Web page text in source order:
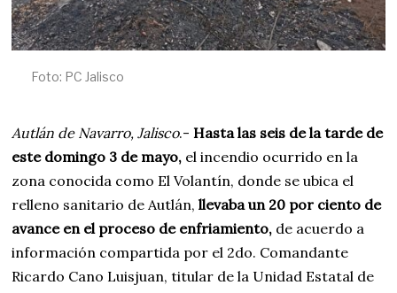
Foto: PC Jalisco
Autlán de Navarro, Jalisco.- Hasta las seis de la tarde de
este domingo 3 de mayo, el incendio ocurrido en la
zona conocida como El Volantín, donde se ubica el
relleno sanitario de Autlán,llevaba un 20 por ciento de
avance en el proceso de enfriamiento, de acuerdo a
información compartida por el 2do. Comandante
Ricardo Cano Luisjuan, titular de la Unidad Estatal de